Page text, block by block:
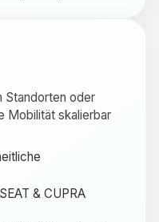
Standorten oder
Mobilität skalierbar
& CUPRA